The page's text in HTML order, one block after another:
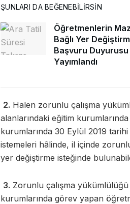
ŞUNLARI DA BEĞENEBILIRSIN
Öğretmenlerin
Bağlı Yer
Başvuru Duyurusu
Yayımlandı
2. Halen zorunlu çalışma
alanlarındaki eğitim
kurumlarında 30 Eylül 2019 tarihi
istemeleri hâlinde, il içinde
yer değiştirme isteğinde
3. Zorunlu çalışma
kurumlarında görev yapan